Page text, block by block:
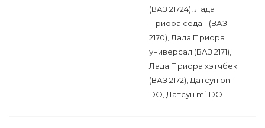
(ВАЗ 21724), Лада
Приора седан (ВАЗ
2170), Лада Приора
универсал (ВАЗ 2171),
Лада Приора хэтчбек
(ВАЗ 2172), Датсун on-
DO, Датсун mi-DO